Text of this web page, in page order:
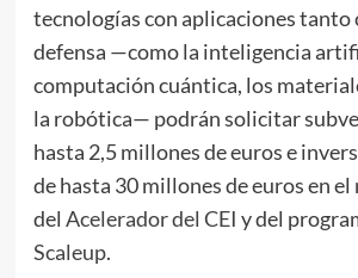
tecnologías con aplicaciones tanto
defensa —como la inteligencia
computación cuántica, los
la robótica— podrán solicitar
hasta 2,5 millones de euros e
de hasta 30 millones de euros en el
del Acelerador del CEI y del
Scaleup.